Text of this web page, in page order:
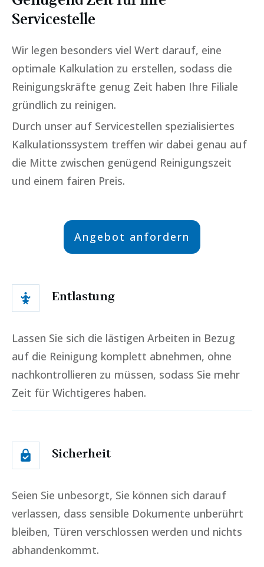
Servicestelle
Wir legen besonders viel Wert darauf, eine
optimale Kalkulation zu erstellen, sodass die
Reinigungskräfte genug Zeit haben Ihre Filiale
gründlich zu reinigen.
Durch unser auf Servicestellen spezialisiertes
Kalkulationssystem treffen wir dabei genau auf
die Mitte zwischen genügend Reinigungszeit
und einem fairen Preis.
Angebot anfordern
Entlastung
Lassen Sie sich die lästigen Arbeiten in Bezug
auf die Reinigung komplett abnehmen, ohne
nachkontrollieren zu müssen, sodass Sie mehr
Zeit für Wichtigeres haben.
Sicherheit
Seien Sie unbesorgt, Sie können sich darauf
verlassen, dass sensible Dokumente unberührt
bleiben, Türen verschlossen werden und nichts
abhandenkommt.